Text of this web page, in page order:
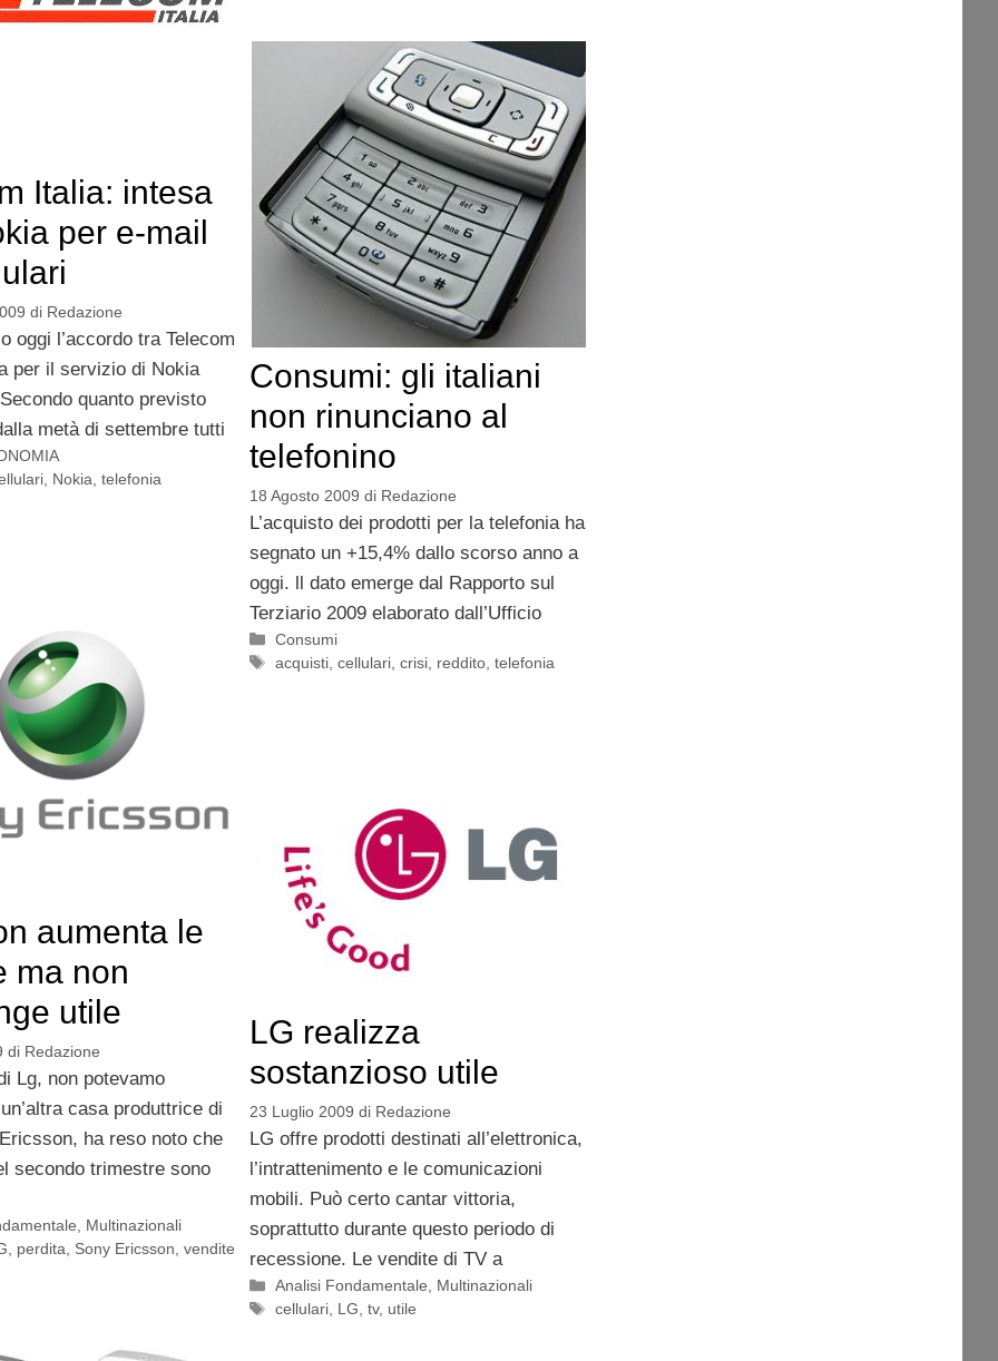
Italia: intesa
per e-mail
di Redazione
oggi l’accordo tra Telecom
per il servizio di Nokia
quanto previsto
metà di settembre tutti
Nokia ,telefonia
Consumi: gli italiani
non rinunciano al
telefonino
18 Agosto 2009 di Redazione
L’acquisto dei prodotti per la telefonia ha
segnato un +15,4% dallo scorso anno a
oggi. ll dato emerge dal Rapporto sul
Terziario 2009 elaborato dall’Ufficio
Categorie
Consumi
Tag
acquisti ,cellulari ,crisi reddito ,telefonia
aumenta le
ma non
utile
di Redazione
Lg, non potevamo
casa produttrice di
ha reso noto che
secondo trimestre sono
Multinazionali
perdita Sony Ericsson ,vendite
LG realizza
sostanzioso utile
23 Luglio 2009 di Redazione
LG offre prodotti destinati all’elettronica,
l’intrattenimento e le comunicazioni
mobili. Può certo cantar vittoria,
soprattutto durante questo periodo di
recessione. Le vendite di TV a
Categorie
Analisi Fondamentale, Multinazionali
Tag
cellulari, LG,tv, utile